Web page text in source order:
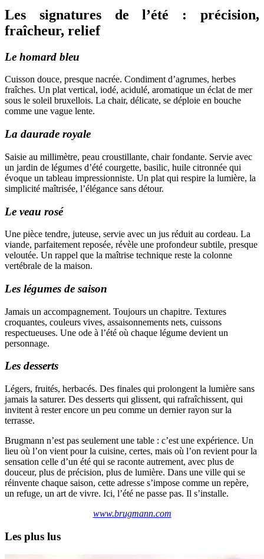
Les signatures de l’été : précision,
fraîcheur, relief
Le homard bleu
Cuisson douce, presque nacrée. Condiment d’agrumes, herbes
fraîches. Un plat vertical, iodé, acidulé, aromatique un éclat de mer
sous le soleil bruxellois. La chair, délicate, se déploie en bouche
comme une vague lente.
La daurade royale
Saisie au millimètre, peau croustillante, chair fondante. Servie avec
un jardin de légumes d’été courgette, basilic, huile citronnée qui
évoque un tableau impressionniste. Un plat qui respire la lumière, la
simplicité maîtrisée, l’élégance sans détour.
Le veau rosé
Une pièce tendre, juteuse, servie avec un jus réduit au cordeau. La
viande, parfaitement reposée, révèle une profondeur subtile, presque
veloutée. Un rappel que la maîtrise technique reste la colonne
vertébrale de la maison.
Les légumes de saison
Jamais un accompagnement. Toujours un chapitre. Textures
croquantes, couleurs vives, assaisonnements nets, cuissons
respectueuses. Une ode à l’été où chaque légume devient un
personnage.
Les desserts
Légers, fruités, herbacés. Des finales qui prolongent la lumière sans
jamais la saturer. Des desserts qui glissent, qui rafraîchissent, qui
invitent à rester encore un peu comme un dernier rayon sur la
terrasse.
Brugmann n’est pas seulement une table : c’est une expérience. Un
lieu où l’on vient pour la cuisine, certes, mais où l’on revient pour la
sensation celle d’un été qui se raconte autrement, avec plus de
douceur, plus de précision, plus de lumière. Dans une ville qui se
réinvente chaque saison, cette adresse s’impose comme un repère,
un refuge, un art de vivre. Ici, l’été ne passe pas. Il s’installe.
www.brugmann.com
Les plus lus